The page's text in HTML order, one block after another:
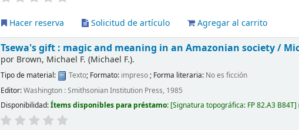
Hacer reserva Solicitud de artículo
Agregar al carrito
Tsewa's gift : magic and meaning in an Amazonian society /
por Brown, Michael F. (Michael F.).
Tipo de material: Texto; Formato: impreso; Forma literaria: No es ficción
Editor:Washington : Smithsonian Institution Press, 1985
Disponibilidad:Ítems disponibles para préstamo: Signatura topográfica: FP 82.A3 B84T